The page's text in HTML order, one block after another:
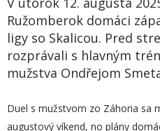
Ružomberok domáci
ligy so Skalicou. Pred
rozprávali s hlavným
mužstva Ondřejom
Duel s mužstvom zo Záhoria sa
augustový víkend, no plány